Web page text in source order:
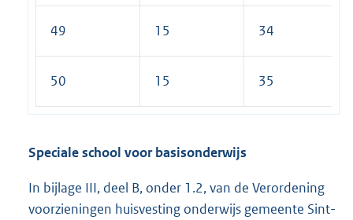
49 15 34
50 15 35
Speciale school voor basisonderwijs
In bijlage III, deel B, onder 1.2, van de Verordening
voorzieningen huisvesting onderwijs gemeente Sint-